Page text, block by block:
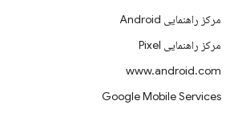
مرکز راهنمایی Android
مرکز راهنمایی Pixel
www.android.com
Google Mobile Services